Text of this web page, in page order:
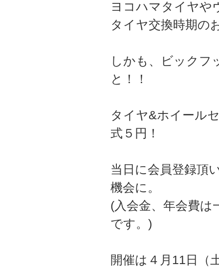
ヨコハマタイヤや
タイヤ交換時期の
しかも、ビックフ
と！！
タイヤ&ホイール
式５円！
当日に会員登録頂
機会に。
(入会金、年会費
です。)
開催は４月11日（